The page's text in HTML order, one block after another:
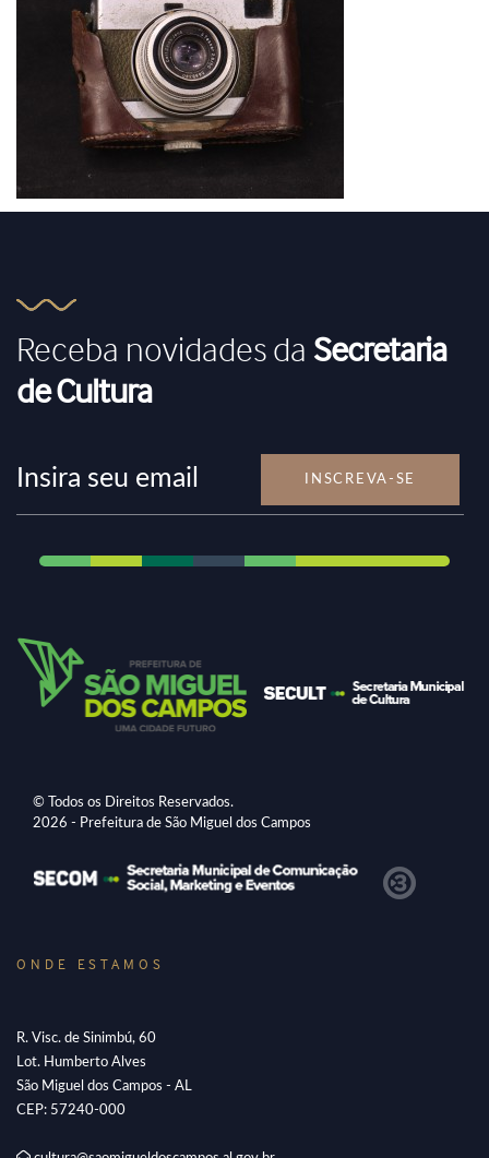
Receba novidades da Secretaria
de Cultura
INSCREVA-SE
© Todos os Direitos Reservados.
2026 - Prefeitura de São Miguel dos Campos
ONDE ESTAMOS
R. Visc. de Sinimbú, 60
Lot. Humberto Alves
São Miguel dos Campos - AL
CEP: 57240-000